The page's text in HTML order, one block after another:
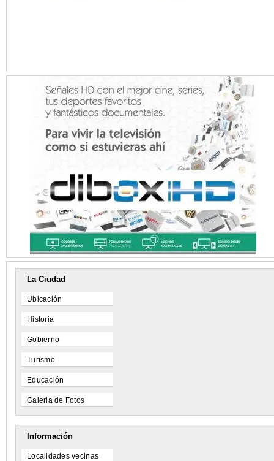
La Ciudad
Ubicación
Historia
Gobierno
Turismo
Educación
Galeria de Fotos
Información
Localidades vecinas